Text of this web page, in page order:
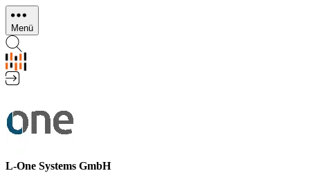
Direkt
zum
Inhalt
Menü
L-One Systems GmbH